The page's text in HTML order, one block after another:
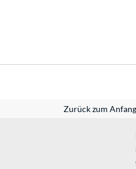
Zurück zum Anfang